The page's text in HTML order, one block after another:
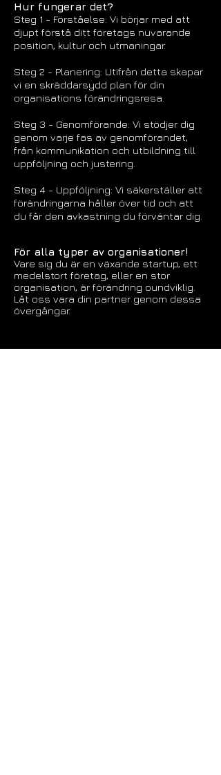
Hur fungerar det?
Steg 1 - Förståelse: Vi börjar med att
djupt förstå ditt företags nuvarande
position, kultur och utmaningar.
Steg 2 - Planering: Utifrån detta skapar
vi en skräddarsydd plan för din
organisations förändringsresa.
Steg 3 - Genomförande: Vi stödjer dig
genom varje fas av genomförandet,
från kommunikation och utbildning till
uppföljning och justering.
Steg 4 - Uppföljning: Vi säkerställer att
förändringarna håller över tid och att
du får den avkastning du förväntar dig.
För alla typer av organisationer!
Vare sig du är en växande startup, ett
medelstort företag, eller en stor
organisation, är förändring oundviklig.
Låt oss vara din partner genom dessa
övergångar.